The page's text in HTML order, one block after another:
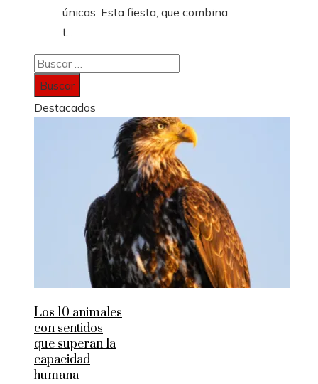
únicas. Esta fiesta, que combina
t...
Buscar:
Destacados
Los 10 animales
con sentidos
que superan la
capacidad
humana